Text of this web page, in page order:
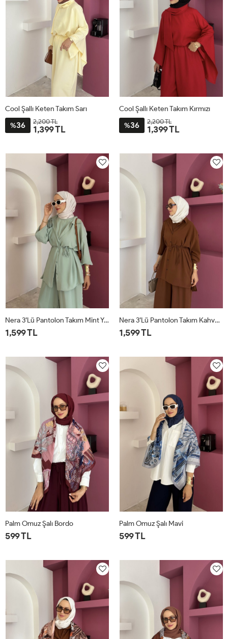
Cool Şallı Keten Takım Sarı
%36 2,200 TL
1,399 TL
Cool Şallı Keten Takım Kırmızı
%36 2,200 TL
1,399 TL
Nera 3’lü Pantolon Takım Mint Yeşili
1,599 TL
Nera 3’lü Pantolon Takım Kahverengi
1,599 TL
Palm Omuz Şalı Bordo
599 TL
Palm Omuz Şalı Mavi
599 TL